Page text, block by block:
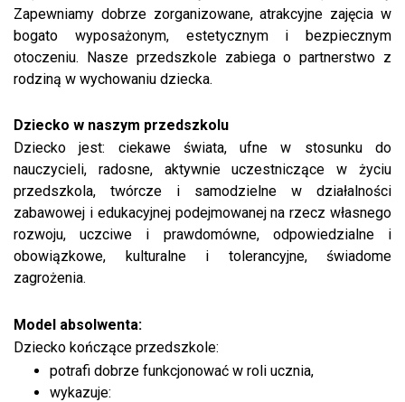
Zapewniamy dobrze zorganizowane, atrakcyjne zajęcia w
bogato wyposażonym, estetycznym i bezpiecznym
otoczeniu. Nasze przedszkole zabiega o partnerstwo z
rodziną w wychowaniu dziecka.
Dziecko w naszym przedszkolu
Dziecko jest: ciekawe świata, ufne w stosunku do
nauczycieli, radosne, aktywnie uczestniczące w życiu
przedszkola, twórcze i samodzielne w działalności
zabawowej i edukacyjnej podejmowanej na rzecz własnego
rozwoju, uczciwe i prawdomówne, odpowiedzialne i
obowiązkowe, kulturalne i tolerancyjne, świadome
zagrożenia.
Model absolwenta:
Dziecko kończące przedszkole:
potrafi dobrze funkcjonować w roli ucznia,
wykazuje: